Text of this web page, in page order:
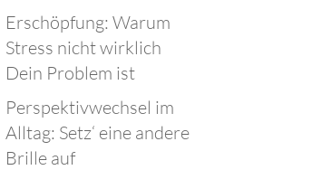
Erschöpfung: Warum
Stress nicht wirklich
Dein Problem ist
Perspektivwechsel im
Alltag: Setz‘ eine andere
Brille auf